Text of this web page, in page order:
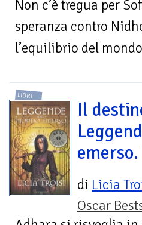
Non c’è tregua per
speranza contro
l’equilibrio del
LIBRI
Il
di Licia
Oscar